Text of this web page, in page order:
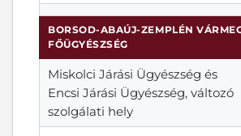
BORSOD-ABAÚJ-ZEMPLÉN
FŐÜGYÉSZSÉG
Miskolci Járási Ügyészség és
Encsi Járási Ügyészség, változó
szolgálati hely